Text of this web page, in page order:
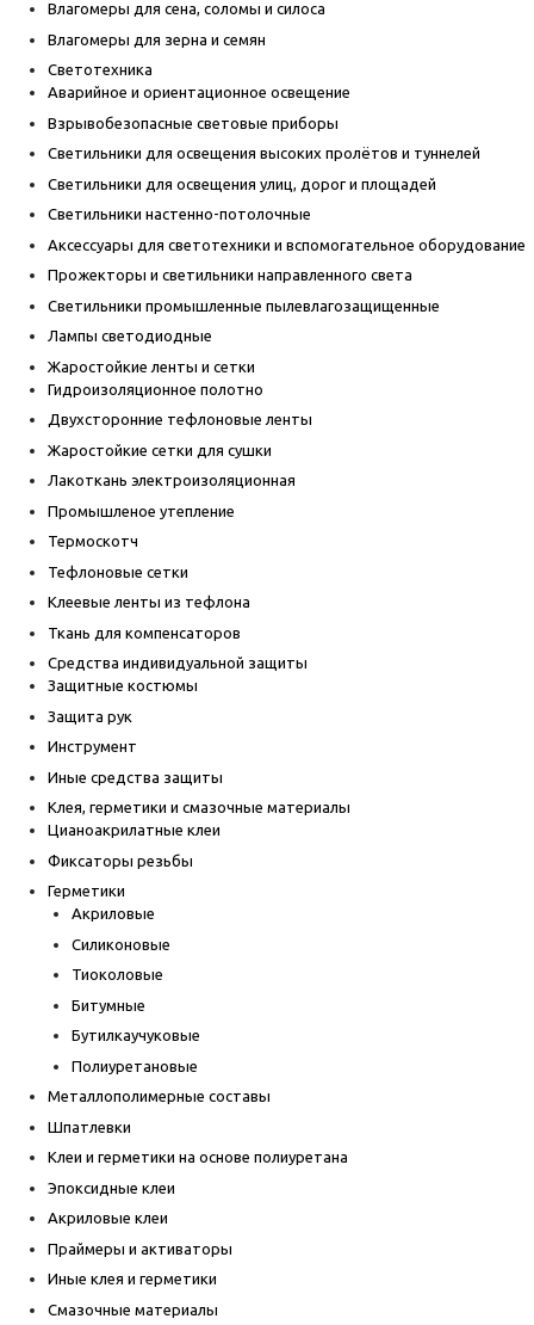
Влагомеры для сена, соломы и силоса
Влагомеры для зерна и семян
Светотехника
Аварийное и ориентационное освещение
Взрывобезопасные световые приборы
Светильники для освещения высоких пролётов и туннелей
Светильники для освещения улиц, дорог и площадей
Светильники настенно-потолочные
Аксессуары для светотехники и вспомогательное оборудование
Прожекторы и светильники направленного света
Светильники промышленные пылевлагозащищенные
Лампы светодиодные
Жаростойкие ленты и сетки
Гидроизоляционное полотно
Двухсторонние тефлоновые ленты
Жаростойкие сетки для сушки
Лакоткань электроизоляционная
Промышленое утепление
Термоскотч
Тефлоновые сетки
Клеевые ленты из тефлона
Ткань для компенсаторов
Средства индивидуальной защиты
Защитные костюмы
Защита рук
Инструмент
Иные средства защиты
Клея, герметики и смазочные материалы
Цианоакрилатные клеи
Фиксаторы резьбы
Герметики
Акриловые
Силиконовые
Тиоколовые
Битумные
Бутилкаучуковые
Полиуретановые
Металлополимерные составы
Шпатлевки
Клеи и герметики на основе полиуретана
Эпоксидные клеи
Акриловые клеи
Праймеры и активаторы
Иные клея и герметики
Смазочные материалы